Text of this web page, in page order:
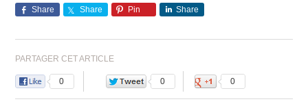
Share Share Pin Share
PARTAGER CET ARTICLE
0 0 0